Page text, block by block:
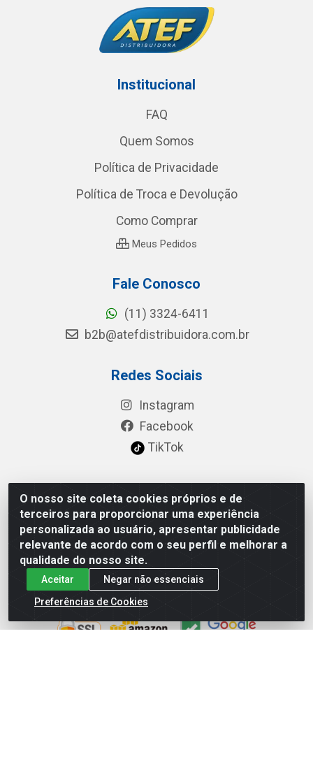
O nosso site coleta cookies próprios e de
terceiros para proporcionar uma experiência
personalizada ao usuário, apresentar publicidade
relevante de acordo com o seu perfil e melhorar a
qualidade do nosso site.
Aceitar
Negar não essenciais
Preferências de Cookies
Institucional
FAQ
Quem Somos
Política de Privacidade
Política de Troca e Devolução
Como Comprar
Meus Pedidos
Fale Conosco
(11) 3324-6411
b2b@atefdistribuidora.com.br
Redes Sociais
Instagram
Facebook
TikTok
Baixe já nosso APP
Site Seguro